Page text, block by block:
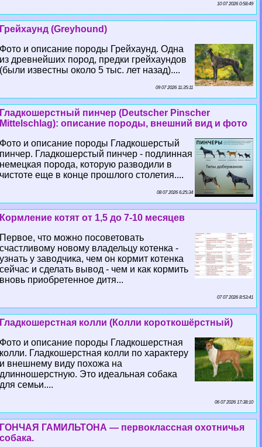
10 07 2026 0:58:49
Грейхаунд (Greyhound)
Фото и описание породы Грейхаунд. Одна
из древнейших пород, предки грейхаундов
(были известны около 5 тыс. лет назад)....
09 07 2026 11:35:11
Гладкошерстный пинчер (Deutscher Pinscher
Mittelschlag): описание породы, внешний вид и фото
Фото и описание породы Гладкошерстый
пинчер. Гладкошерстый пинчер - подлинная
немецкая порода, которую разводили в
чистоте еще в конце прошлого столетия....
08 07 2026 6:25:34
Кормление котят от 1,5 до 7-10 месяцев
Первое, что можно посоветовать
счастливому новому владельцу котенка -
узнать у заводчика, чем он кормит котенка
сейчас и сделать вывод - чем и как кормить
вновь приобретенное дитя...
07 07 2026 8:53:41
Гладкошерстная колли (Колли короткошёрстный)
Фото и описание породы Гладкошерстная
колли. Гладкошерстная колли по хаpaктеру
и внешнему виду похожа на
длинношерстную. Это идеальная собака
для семьи....
06 07 2026 17:38:10
ГОНЧАЯ ГАМИЛЬТОНА — первоклассная охотничья
собака.